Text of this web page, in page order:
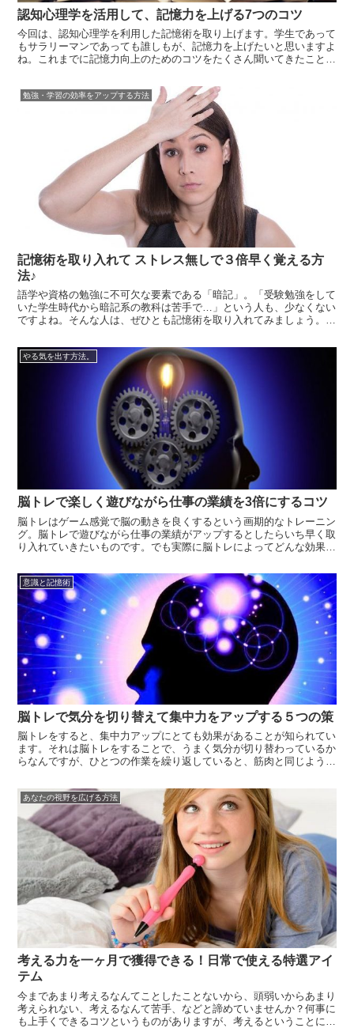
認知心理学を活用して、記憶力を上げる7つのコツ
今回は、認知心理学を利用した記憶術を取り上げます。学生であって
もサラリーマンであっても誰しもが、記憶力を上げたいと思いますよ
ね。これまでに記憶力向上のためのコツをたくさん聞いてきたことで
に自分にぴったりの記憶術に出会っていないのではないでしょうか。
テクニック...
勉強・学習の効率をアップする方法
記憶術を取り入れて ストレス無しで３倍早く覚える方
法♪
語学や資格の勉強に不可欠な要素である「暗記」。「受験勉強をして
いた学生時代から暗記系の教科は苦手で…」という人も、少なくない
ですよね。そんな人は、ぜひとも記憶術を取り入れてみましょう。と
識記憶」と「経験記憶」です。知識記憶とは、歴史の年号や元素記号
といった抽...
やる気を出す方法。
脳トレで楽しく遊びながら仕事の業績を3倍にするコツ
脳トレはゲーム感覚で脳の動きを良くするという画期的なトレーニン
グ。脳トレで遊びながら仕事の業績がアップするとしたらいち早く取
り入れていきたいものです。でも実際に脳トレによってどんな効果を
ところです。脳トレを毎日の日課にしている人も、知っているけれど
あまり試し...
意識と記憶術
脳トレで気分を切り替えて集中力をアップする５つの策
脳トレをすると、集中力アップにとても効果があることが知られてい
ます。それは脳トレをすることで、うまく気分が切り替わっているか
らなんですが、ひとつの作業を繰り返していると、筋肉と同じように
ね。脳トレを使って普段使っていない脳、使われにくい脳を使うこと
ができます...
あなたの視野を広げる方法
考える力を一ヶ月で獲得できる！日常で使える特選アイ
テム
今まであまり考えるなんてことしたことないから、頭弱いからあまり
考えられない、考えるなんて苦手、などと諦めていませんか？何事に
も上手くできるコツというものがありますが、考えるということにも